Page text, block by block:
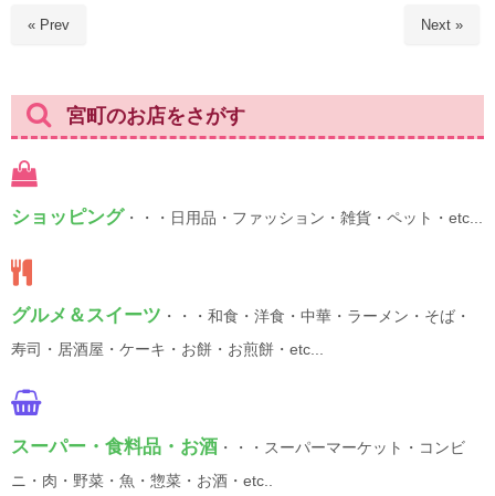
« Prev Next »
宮町のお店をさがす
ショッピング ・・・日用品・ファッション・雑貨・ペット・etc...
グルメ＆スイーツ ・・・和食・洋食・中華・ラーメン・そば・
寿司・居酒屋・ケーキ・お餅・お煎餅・etc...
スーパー・食料品・お酒 ・・・スーパーマーケット・コンビ
ニ・肉・野菜・魚・惣菜・お酒・etc..